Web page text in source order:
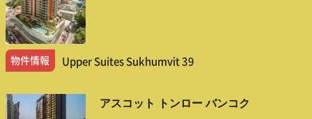
物件情報 Upper Suites Sukhumvit 39
アスコット トンロー バンコク